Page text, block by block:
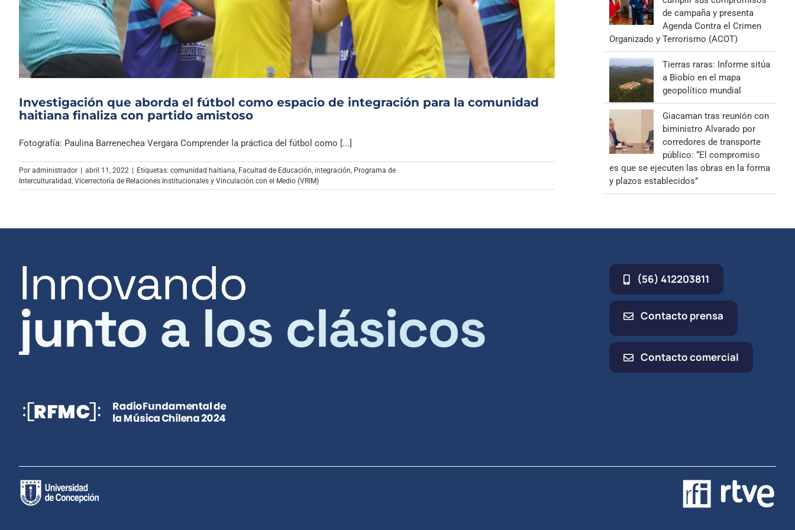
Archivo Sonoro
Investigación que aborda el fútbol como espacio de integración para la comunidad
haitiana finaliza con partido amistoso
Fotografía: Paulina Barrenechea Vergara Comprender la práctica del fútbol como [...]
Por administrador abril 11, 2022 Etiquetas: comunidad haitiana, Facultad de Educación, integración, Programa de
Interculturalidad, Vicerrectoría de Relaciones Institucionales y Vinculación con el Medio (VRIM)
de campaña y presenta
Agenda Contra el Crimen
Organizado y Terrorismo (ACOT)
Tierras raras: Informe sitúa
a Biobío en el mapa
geopolítico mundial
Giacaman tras reunión con
biministro Alvarado por
corredores de transporte
público: “El compromiso
es que se ejecuten las obras en la forma
y plazos establecidos”
Innovando
junto a los clásicos
(56) 412203811
Contacto prensa
Contacto comercial